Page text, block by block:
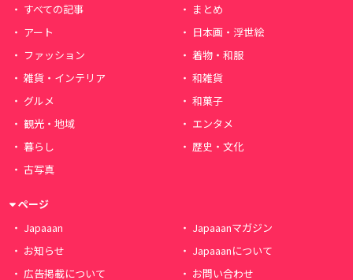
すべての記事
まとめ
アート
日本画・浮世絵
ファッション
着物・和服
雑貨・インテリア
和雑貨
グルメ
和菓子
観光・地域
エンタメ
暮らし
歴史・文化
古写真
ページ
Japaaan
Japaaanマガジン
お知らせ
Japaaanについて
広告掲載について
お問い合わせ